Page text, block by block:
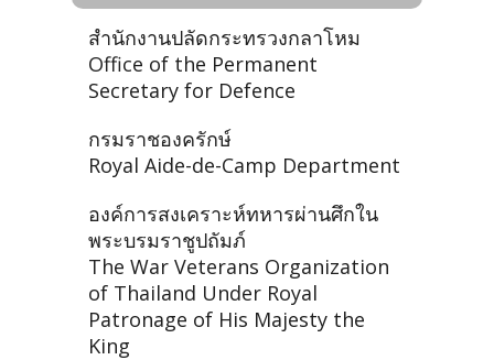
สำนักงานปลัดกระทรวงกลาโหม
Office of the Permanent
Secretary for Defence
กรมราชองครักษ์
Royal Aide-de-Camp Department
องค์การสงเคราะห์ทหารผ่านศึกใน
พระบรมราชูปถัมภ์
The War Veterans Organization
of Thailand Under Royal
Patronage of His Majesty the
King